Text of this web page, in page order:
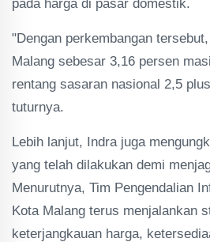
pada harga di pasar domestik.
"Dengan perkembangan
Malang sebesar 3,16 persen
rentang sasaran nasional 2,5
tuturnya.
Lebih lanjut, Indra juga
yang telah dilakukan demi
Menurutnya, Tim Pengendalian
Kota Malang terus menjalankan
keterjangkauan harga,